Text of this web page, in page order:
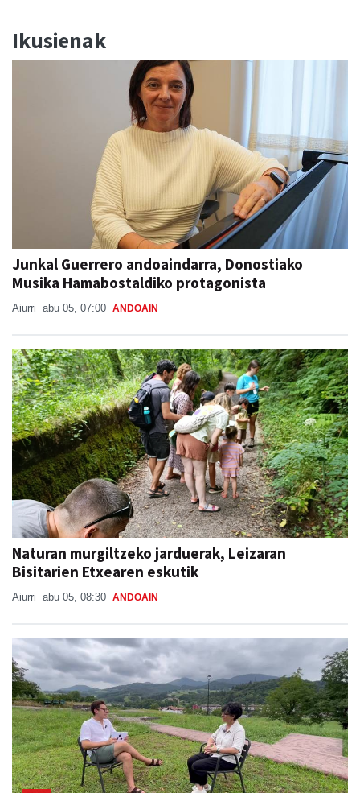
Ikusienak
Junkal Guerrero andoaindarra, Donostiako
Musika Hamabostaldiko protagonista
Aiurri abu 05, 07:00 ANDOAIN
Naturan murgiltzeko jarduerak, Leizaran
Bisitarien Etxearen eskutik
Aiurri abu 05, 08:30 ANDOAIN